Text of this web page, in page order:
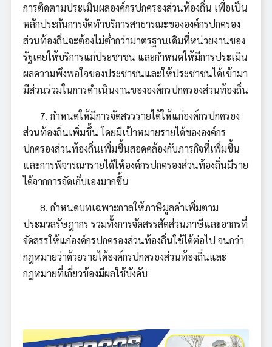
การติดตามประเมินผลองค์กรปกครองส่วนท้องถิ่น เพื่อเป็น
หลักประกันการจัดทำบริการสาธารณะขององค์กรปกครอง
ส่วนท้องถิ่นจะต้องไม่ต่ำกว่ามาตรฐานเดิมที่หน่วยงานของ
รัฐเคยให้บริการแก่ประชาชน และกำหนดให้มีการประเมิน
ผลความพึงพอใจของประชาชนและให้ประชาชนได้เข้ามา
มีส่วนร่วมในการดำเนินงานขององค์กรปกครองส่วนท้องถิ่น
7. กำหนดให้มีการจัดสรรรายได้ให้แก่องค์กรปกครอง
ส่วนท้องถิ่นเพิ่มขึ้น โดยมีเป้าหมายรายได้ขององค์กร
ปกครองส่วนท้องถิ่นเพิ่มขึ้นสอดคล้องกับภารกิจที่เพิ่มขึ้น
และการพิจารณารายได้ให้องค์กรปกครองส่วนท้องถิ่นมีราย
ได้จากการจัดเก็บเองมากขึ้น
8. กำหนดบทเฉพาะกาลให้ภาษีมูลค่าเพิ่มตาม
ประมวลรัษฎากร รวมทั้งการจัดสรรสัดส่วนภาษีและอากรที่
จัดสรรให้แก่องค์กรปกครองส่วนท้องถิ่นใช้ได้ต่อไป จนกว่า
กฎหมายว่าด้วยรายได้องค์กรปกครองส่วนท้องถิ่นและ
กฎหมายที่เกี่ยวข้องมีผลใช้บังคับ